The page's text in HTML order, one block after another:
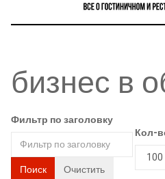
бизнес в
Фильтр по заголовку
Поиск Очистить
Кол-